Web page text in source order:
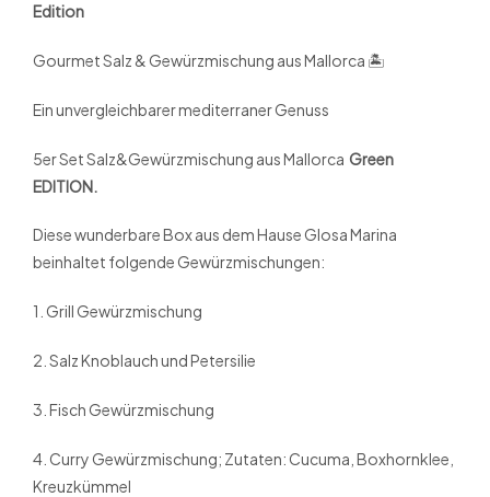
Edition
Gourmet Salz & Gewürzmischung aus Mallorca 🏝
Ein unvergleichbarer mediterraner Genuss
5er Set Salz&Gewürzmischung aus Mallorca Green
EDITION.
Diese wunderbare Box aus dem Hause Glosa Marina
beinhaltet folgende Gewürzmischungen:
1. Grill Gewürzmischung
2. Salz Knoblauch und Petersilie
3. Fisch Gewürzmischung
4. Curry Gewürzmischung; Zutaten: Cucuma, Boxhornklee,
Kreuzkümmel